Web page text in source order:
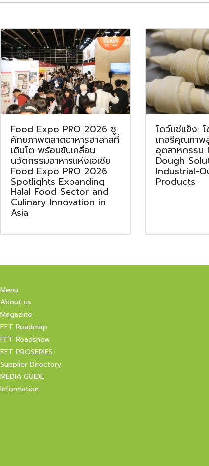
Food Expo PRO 2026 ชู
ศักยภาพตลาดอาหารฮาลาลที่
เติบโต พร้อมขับเคลื่อน
นวัตกรรมอาหารแห่งเอเชีย
Food Expo PRO 2026
Spotlights Expanding
Halal Food Sector and
Culinary Innovation in
Asia
โดว์แช่แข็ง:
เกอรีคุณภาพ
อุตสาหกรรม
Dough
Industrial-
Products
Menu
About us
Magazine
FFT Roadmap
FFT Roadshow
FFT PROSERIES
Supplier Directory
MEDIA GUIDE
Information